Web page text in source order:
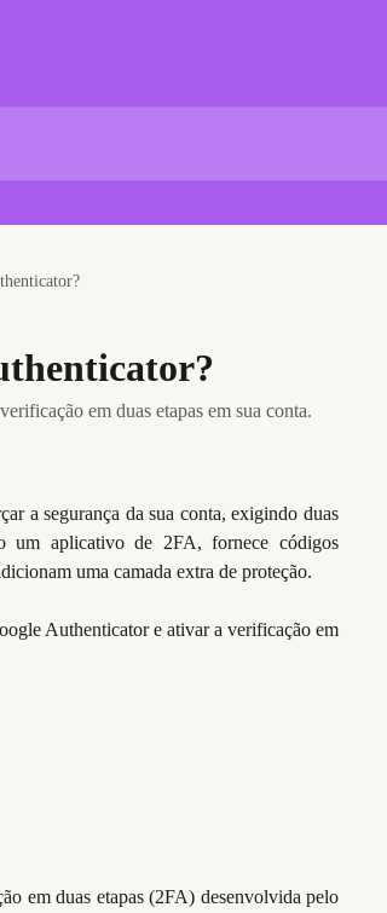
em duas etapas em sua conta.
a segurança da sua conta, exigindo duas
um aplicativo de 2FA, fornece códigos
uma camada extra de proteção.
Authenticator e ativar a verificação em
em duas etapas (2FA) desenvolvida pelo